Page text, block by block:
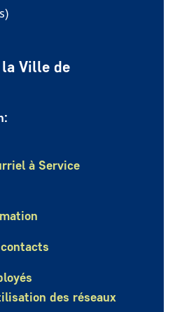
la Ville de
à Service
des réseaux